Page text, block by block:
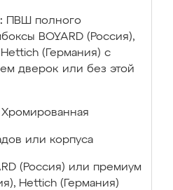
ПВШ полного
BOYARD (Россия),
(Германия) с
дверок или без этой
Хромированная
или корпуса
(Россия) или премиум
Hettich (Германия)